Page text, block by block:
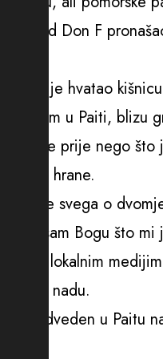
brod Don F
što je hvatao
bratom u Paiti,
i ptice prije nego
je bez hrane.
prije svega o
sam Bogu što
je lokalnim
gubi nadu.
je odveden u